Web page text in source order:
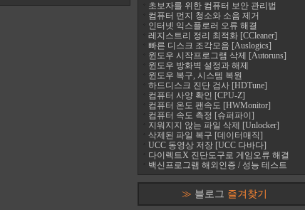
초보자를 위한 컴퓨터 보안 관리법
컴퓨터 먼지 청소와 소음 제거
인터넷 익스플로러 오류 해결
레지스트리 정리 최적화 [CCleaner]
빠른 디스크 조각모음 [Auslogics]
윈도우 시작프로그램 삭제 [Autoruns]
윈도우 방화벽 설정과 해제
윈도우 복구, 시스템 복원
하드디스크 진단 검사 [HDTune]
컴퓨터 사양 확인 [CPU-Z]
컴퓨터 온도 팬속도 [HWMonitor]
컴퓨터 속도 측정 [슈퍼파이]
지워지지 않는 파일 삭제 [Unlocker]
삭제된 파일 복구 [데이터매직]
UCC 동영상 저장 [UCC 다바다]
다이렉트X 진단도구로 게임오류 해결
백신프로그램 해외인증 / 성능 테스트
≫ 블로그 즐겨찾기